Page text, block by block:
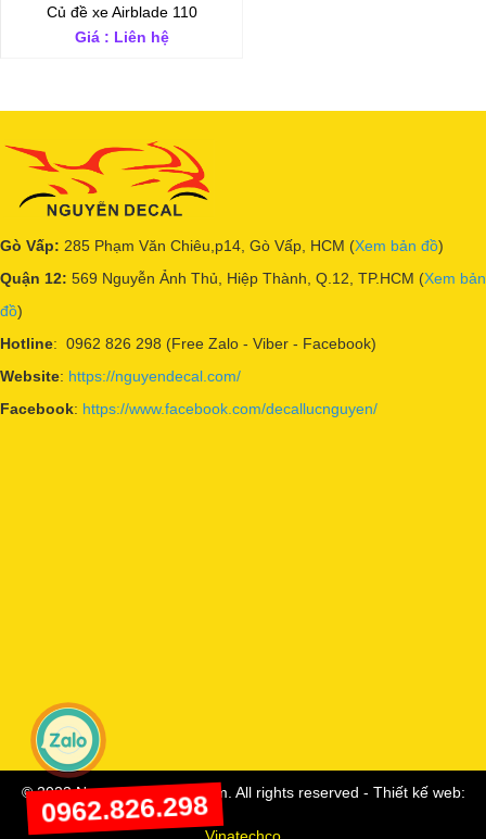
Củ đề xe Airblade 110
Giá : Liên hệ
Gò Vấp: 285 Phạm Văn Chiêu,p14, Gò Vấp, HCM (Xem bản đồ)
Quận 12: 569 Nguyễn Ảnh Thủ, Hiệp Thành, Q.12, TP.HCM (Xem bản
đồ)
Hotline: 0962 826 298 (Free Zalo - Viber - Facebook)
Website: https://nguyendecal.com/
Facebook: https://www.facebook.com/decallucnguyen/
© 2023 Nguyenmotocare.com. All rights reserved - Thiết kế web:
0962.826.298